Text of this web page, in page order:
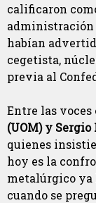
calificaron
habían
cegetista,
previa al
Entre las
(UOM) y
quienes
hoy es la
metalúrgico ya
cuando se